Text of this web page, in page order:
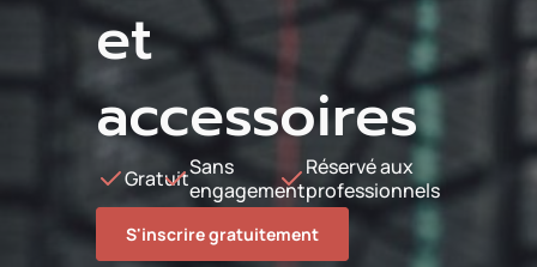
et
accessoires
GratuitSans
engagement
Réservé aux
professionnels
S'inscrire gratuitement